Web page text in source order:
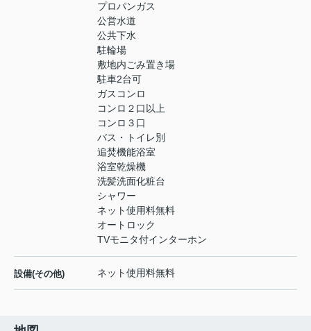
プロパンガス
公営水道
公共下水
駐輪場
敷地内ごみ置き場
駐車2台可
ガスコンロ
コンロ２口以上
コンロ３口
バス・トイレ別
追焚機能浴室
浴室乾燥機
洗髪洗面化粧台
シャワー
ネット使用料無料
オートロック
TVモニタ付インターホン
設備(その他) ネット使用料無料